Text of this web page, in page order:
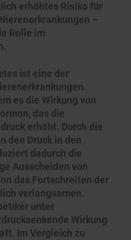
erhöhtes Risiko für
–
Rolle im
ist eine der
es die Wirkung von
das die
erhöht. Durch die
den Druck in den
dadurch die
Ausscheiden von
das Fortschreiten der
verlangsamen.
unter
Wirkung
Im Vergleich zu